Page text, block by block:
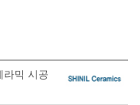
라믹 시공